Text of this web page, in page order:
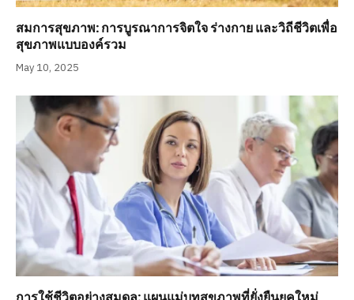
สมการสุขภาพ: การบูรณาการจิตใจ ร่างกาย และวิถีชีวิตเพื่อ
สุขภาพแบบองค์รวม
May 10, 2025